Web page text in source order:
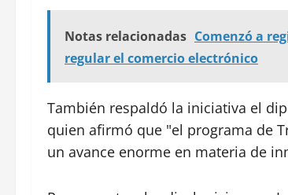
Notas relacionadas Comenzó a
regular el comercio electrónico
También respaldó la iniciativa el
quien afirmó que "el programa de
un avance enorme en materia de